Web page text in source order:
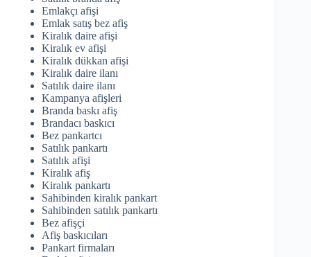
Emlakçı afişi
Emlak satış bez afiş
Kiralık daire afişi
Kiralık ev afişi
Kiralık dükkan afişi
Kiralık daire ilanı
Satılık daire ilanı
Kampanya afişleri
Branda baskı afiş
Brandacı baskıcı
Bez pankartcı
Satılık pankartı
Satılık afişi
Kiralık afiş
Kiralık pankartı
Sahibinden kiralık pankart
Sahibinden satılık pankartı
Bez afişçi
Afiş baskıcıları
Pankart firmaları